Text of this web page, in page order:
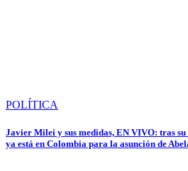
POLÍTICA
Javier Milei y sus medidas, EN VIVO: tras
ya está en Colombia para la asunción de